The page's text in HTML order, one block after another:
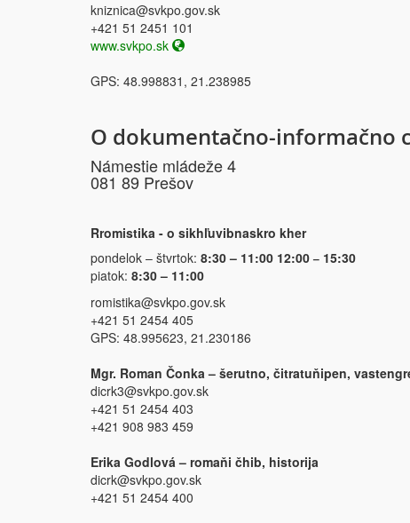
kniznica@svkpo.gov.sk
+421 51 2451 101
www.svkpo.sk
GPS: 48.998831, 21.238985
O dokumentačno-informačno
Námestie mládeže 4
081 89 Prešov
Rromistika - o sikhľuvibnaskro kher
pondelok – štvrtok: 8:30 – 11:00 12:00 – 15:30
piatok: 8:30 – 11:00
romistika@svkpo.gov.sk
+421 51 2454 405
GPS: 48.995623, 21.230186
Mgr. Roman Čonka – šerutno, čitratuňipen,
dicrk3@svkpo.gov.sk
+421 51 2454 403
+421 908 983 459
Erika Godlová – romaňi čhib, historija
dicrk@svkpo.gov.sk
+421 51 2454 400